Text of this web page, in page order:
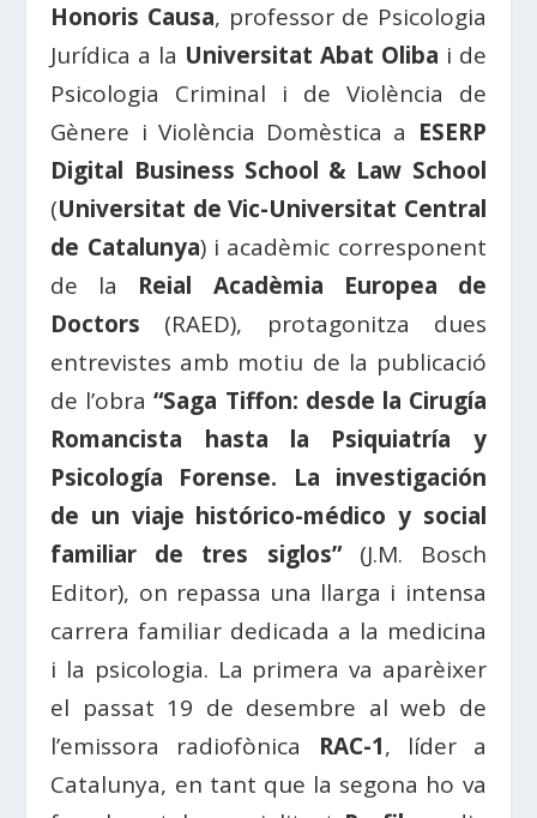
Honoris Causa, professor de Psicologia
Jurídica a la Universitat Abat Oliba i de
Psicologia Criminal i de Violència de
Gènere i Violència Domèstica a ESERP
Digital Business School & Law School
(Universitat de Vic-Universitat Central
de Catalunya) i acadèmic corresponent
de la Reial Acadèmia Europea de
Doctors (RAED), protagonitza dues
entrevistes amb motiu de la publicació
de l’obra“Saga Tiffon: desde la Cirugía
Romancista hasta la Psiquiatría y
Psicología Forense. La investigación
de un viaje histórico-médico y social
familiar de tres siglos”(J.M. Bosch
Editor), on repassa una llarga i intensa
carrera familiar dedicada a la medicina
i la psicologia. La primera va aparèixer
el passat 19 de desembre al web de
l’emissora radiofònica RAC-1, líder a
Catalunya, en tant que la segona ho va